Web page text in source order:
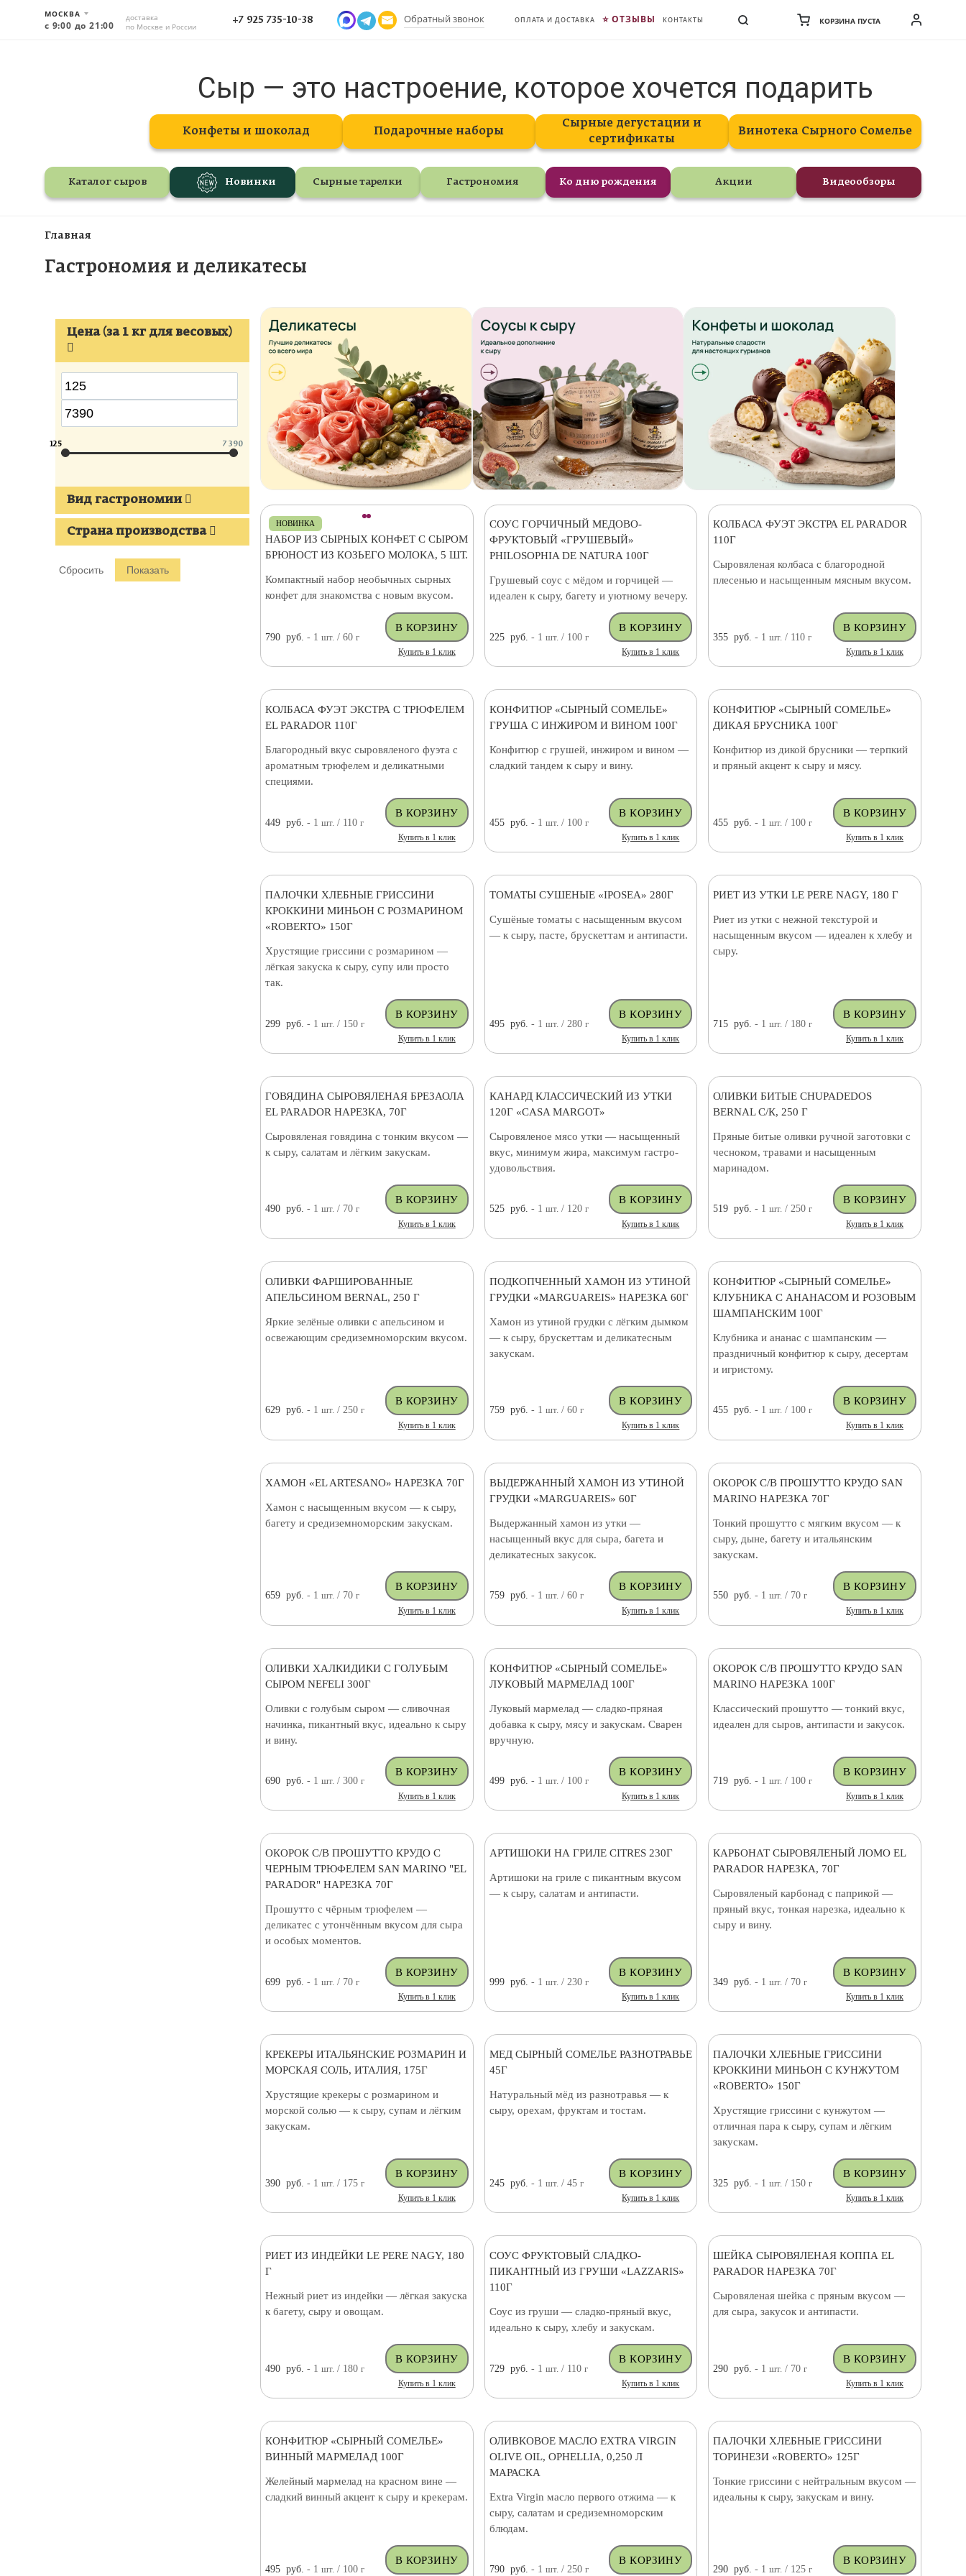
МОСКВА
с 9:00 до 21:00
доставка
по Москве и России
+7 925 735-10-38 Обратный звонок ОПЛАТА И ДОСТАВКА ОТЗЫВЫ КОНТАКТЫ КОРЗИНА ПУСТА
Сыр — это настроение, которое хочется подарить
Конфеты и шоколад Подарочные наборы
Сырные дегустации и
сертификаты
Винотека Сырного Сомелье
Каталог сыров Новинки Сырные тарелки Гастрономия Ко дню рождения Акции Видеообзоры
Главная
Гастрономия и деликатесы
Цена (за 1 кг для весовых)
125 7 390
Вид гастрономии
Страна производства
НОВИНКА
НАБОР ИЗ СЫРНЫХ КОНФЕТ С СЫРОМ
БРЮНОСТ ИЗ КОЗЬЕГО МОЛОКА, 5 ШТ.
Компактный набор необычных сырных
конфет для знакомства с новым вкусом.
790 руб. - 1 шт. / 60 г
Купить в 1 клик
СОУС ГОРЧИЧНЫЙ МЕДОВО-
ФРУКТОВЫЙ «ГРУШЕВЫЙ»
PHILOSOPHIA DE NATURA 100Г
Грушевый соус с мёдом и горчицей —
идеален к сыру, багету и уютному вечеру.
225 руб. - 1 шт. / 100 г
Купить в 1 клик
КОЛБАСА ФУЭТ ЭКСТРА EL PARADOR
110Г
Сыровяленая колбаса с благородной
плесенью и насыщенным мясным вкусом.
355 руб. - 1шт. / 110г
Купить в 1 клик
КОЛБАСА ФУЭТ ЭКСТРА С ТРЮФЕЛЕМ
EL PARADOR 110Г
Благородный вкус сыровяленого фуэта с
ароматным трюфелем и деликатными
специями.
449 руб. - 1 шт. / 110 г
Купить в 1 клик
КОНФИТЮР «СЫРНЫЙ СОМЕЛЬЕ»
ГРУША С ИНЖИРОМ И ВИНОМ 100Г
Конфитюр с грушей, инжиром и вином —
сладкий тандем к сыру и вину.
455 руб. - 1 шт. / 100 г
Купить в 1 клик
КОНФИТЮР «СЫРНЫЙ СОМЕЛЬЕ»
ДИКАЯ БРУСНИКА 100Г
Конфитюр из дикой брусники — терпкий
и пряный акцент к сыру и мясу.
455 руб. - 1шт. / 100г
Купить в 1 клик
ПАЛОЧКИ ХЛЕБНЫЕ ГРИССИНИ
КРОККИНИ МИНЬОН С РОЗМАРИНОМ
«ROBERTO» 150Г
Хрустящие гриссини с розмарином —
лёгкая закуска к сыру, супу или просто
так.
299 руб. - 1 шт. / 150 г
Купить в 1 клик
ТОМАТЫ СУШЕНЫЕ «IPOSEA» 280Г
Сушёные томаты с насыщенным вкусом
— к сыру, пасте, брускеттам и антипасти.
495 руб. - 1 шт. / 280 г
Купить в 1 клик
РИЕТ ИЗ УТКИ LE PERE NAGY, 180 Г
Риет из утки с нежной текстурой и
насыщенным вкусом — идеален к хлебу и
сыру.
715 руб. - 1шт. / 180г
Купить в 1 клик
ГОВЯДИНА СЫРОВЯЛЕНАЯ БРЕЗАОЛА
EL PARADOR НАРЕЗКА, 70Г
Сыровяленая говядина с тонким вкусом —
к сыру, салатам и лёгким закускам.
490 руб. - 1 шт./ 70 г
Купить в 1 клик
КАНАРД КЛАССИЧЕСКИЙ ИЗ УТКИ
120Г «CASA MARGOT»
Сыровяленое мясо утки — насыщенный
вкус, минимум жира, максимум гастро-
удовольствия.
525 руб. - 1 шт./ 120 г
Купить в 1 клик
ОЛИВКИ БИТЫЕ CHUPADEDOS
BERNAL С/К, 250 Г
Пряные битые оливки ручной заготовки с
чесноком, травами и насыщенным
маринадом.
519 руб. - 1шт. / 250г
Купить в 1 клик
ОЛИВКИ ФАРШИРОВАННЫЕ
АПЕЛЬСИНОМ BERNAL, 250 Г
Яркие зелёные оливки с апельсином и
освежающим средиземноморским вкусом.
629 руб. - 1 шт./ 250 г
Купить в 1 клик
ПОДКОПЧЕННЫЙ ХАМОН ИЗ УТИНОЙ
ГРУДКИ «MARGUAREIS» НАРЕЗКА 60Г
Хамон из утиной грудки с лёгким дымком
— к сыру, брускеттам и деликатесным
закускам.
759 руб. - 1 шт./ 60 г
Купить в 1 клик
КОНФИТЮР «СЫРНЫЙ СОМЕЛЬЕ»
КЛУБНИКА С АНАНАСОМ И РОЗОВЫМ
ШАМПАНСКИМ 100Г
Клубника и ананас с шампанским —
праздничный конфитюр к сыру, десертам
и игристому.
455 руб. - 1шт. / 100г
Купить в 1 клик
ХАМОН «EL ARTESANO» НАРЕЗКА 70Г
Хамон с насыщенным вкусом — к сыру,
багету и средиземноморским закускам.
659 руб. - 1 шт./ 70 г
Купить в 1 клик
ВЫДЕРЖАННЫЙ ХАМОН ИЗ УТИНОЙ
ГРУДКИ «MARGUAREIS» 60Г
Выдержанный хамон из утки —
насыщенный вкус для сыра, багета и
деликатесных закусок.
759 руб. - 1 шт./ 60 г
Купить в 1 клик
ОКОРОК С/В ПРОШУТТО КРУДО SAN
MARINO НАРЕЗКА 70Г
Тонкий прошутто с мягким вкусом — к
сыру, дыне, багету и итальянским
закускам.
550 руб. - 1шт. / 70г
Купить в 1 клик
ОЛИВКИ ХАЛКИДИКИ С ГОЛУБЫМ
СЫРОМ NEFELI 300Г
Оливки с голубым сыром — сливочная
начинка, пикантный вкус, идеально к сыру
и вину.
690 руб. - 1 шт./ 300 г
Купить в 1 клик
КОНФИТЮР «СЫРНЫЙ СОМЕЛЬЕ»
ЛУКОВЫЙ МАРМЕЛАД 100Г
Луковый мармелад — сладко-пряная
добавка к сыру, мясу и закускам. Сварен
вручную.
499 руб. - 1 шт./ 100 г
Купить в 1 клик
ОКОРОК С/В ПРОШУТТО КРУДО SAN
MARINO НАРЕЗКА 100Г
Классический прошутто — тонкий вкус,
идеален для сыров, антипасти и закусок.
719 руб. - 1шт. / 100г
Купить в 1 клик
ОКОРОК С/В ПРОШУТТО КРУДО С
ЧЕРНЫМ ТРЮФЕЛЕМ SAN MARINO "EL
PARADOR" НАРЕЗКА 70Г
Прошутто с чёрным трюфелем —
деликатес с утончённым вкусом для сыра
и особых моментов.
699 руб. - 1 шт. / 70 г
Купить в 1 клик
АРТИШОКИ НА ГРИЛЕ CITRES 230Г
Артишоки на гриле с пикантным вкусом
— к сыру, салатам и антипасти.
999 руб. - 1 шт. / 230 г
Купить в 1 клик
КАРБОНАТ СЫРОВЯЛЕНЫЙ ЛОМО EL
PARADOR НАРЕЗКА, 70Г
Сыровяленый карбонад с паприкой —
пряный вкус, тонкая нарезка, идеально к
сыру и вину.
349 руб. - 1шт. / 70г
Купить в 1 клик
КРЕКЕРЫ ИТАЛЬЯНСКИЕ РОЗМАРИН И
МОРСКАЯ СОЛЬ, ИТАЛИЯ, 175Г
Хрустящие крекеры с розмарином и
морской солью — к сыру, супам и лёгким
закускам.
390 руб. - 1 шт. / 175 г
Купить в 1 клик
МЕД СЫРНЫЙ СОМЕЛЬЕ РАЗНОТРАВЬЕ
45Г
Натуральный мёд из разнотравья — к
сыру, орехам, фруктам и тостам.
245 руб. - 1 шт. / 45 г
Купить в 1 клик
ПАЛОЧКИ ХЛЕБНЫЕ ГРИССИНИ
КРОККИНИ МИНЬОН С КУНЖУТОМ
«ROBERTO» 150Г
Хрустящие гриссини с кунжутом —
отличная пара к сыру, супам и лёгким
закускам.
325 руб. - 1шт. / 150г
Купить в 1 клик
РИЕТ ИЗ ИНДЕЙКИ LE PERE NAGY, 180
Г
Нежный риет из индейки — лёгкая закуска
к багету, сыру и овощам.
490 руб. - 1 шт. / 180 г
Купить в 1 клик
СОУС ФРУКТОВЫЙ СЛАДКО-
ПИКАНТНЫЙ ИЗ ГРУШИ «LAZZARIS»
110Г
Соус из груши — сладко-пряный вкус,
идеально к сыру, хлебу и закускам.
729 руб. - 1 шт. / 110 г
Купить в 1 клик
ШЕЙКА СЫРОВЯЛЕНАЯ КОППА EL
PARADOR НАРЕЗКА 70Г
Сыровяленая шейка с пряным вкусом —
для сыра, закусок и антипасти.
290 руб. - 1шт. / 70г
Купить в 1 клик
КОНФИТЮР «СЫРНЫЙ СОМЕЛЬЕ»
ВИННЫЙ МАРМЕЛАД 100Г
Желейный мармелад на красном вине —
сладкий винный акцент к сыру и крекерам.
495 руб. - 1 шт./ 100 г
ОЛИВКОВОЕ МАСЛО EXTRA VIRGIN
OLIVE OIL, OPHELLIA, 0,250 Л
МАРАСКА
Extra Virgin масло первого отжима — к
сыру, салатам и средиземноморским
блюдам.
790 руб. - 1 шт./ 250 г
ПАЛОЧКИ ХЛЕБНЫЕ ГРИССИНИ
ТОРИНЕЗИ «ROBERTO» 125Г
Тонкие гриссини с нейтральным вкусом —
идеальны к сыру, закускам и вину.
290 руб. - 1шт. / 125г